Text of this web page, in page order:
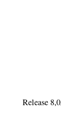
Release 8,0